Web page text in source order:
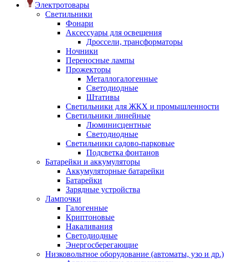
Электротовары
Светильники
Фонари
Аксессуары для освещения
Дроссели, трансформаторы
Ночники
Переносные лампы
Прожекторы
Металлогалогенные
Светодиодные
Штативы
Светильники для ЖКХ и промышленности
Светильники линейные
Люминисцентные
Светодиодные
Светильники садово-парковые
Подсветка фонтанов
Батарейки и аккумуляторы
Аккумуляторные батарейки
Батарейки
Зарядные устройства
Лампочки
Галогенные
Криптоновые
Накаливания
Светодиодные
Энергосберегающие
Низковольтное оборудование (автоматы, узо и др.)